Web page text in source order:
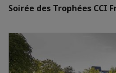
Soirée des Trophées CCI